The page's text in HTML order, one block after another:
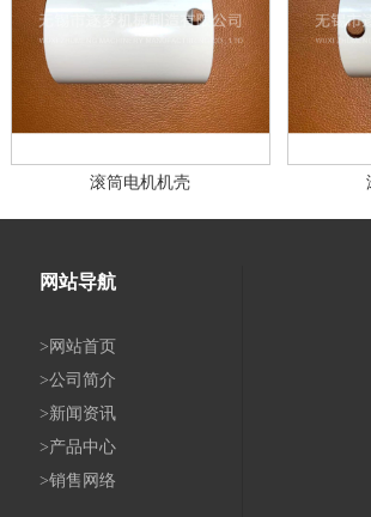
滚筒电机机壳
网站导航
>网站首页
>公司简介
>新闻资讯
>产品中心
>销售网络